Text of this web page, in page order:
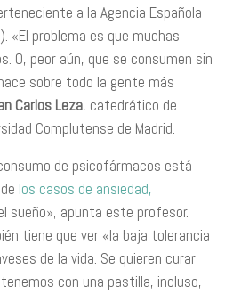
a la Agencia Española
«El problema es que muchas
O, peor aún, que se consumen sin
sobre todo la gente más
Carlos Leza, catedrático de
Complutense de Madrid.
de psicofármacos está
los casos de ansiedad,
sueño», apunta este profesor.
tiene que ver «la baja tolerancia
de la vida. Se quieren curar
con una pastilla, incluso,